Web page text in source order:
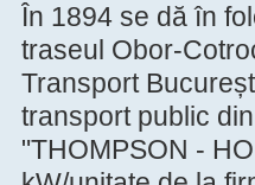
În 1894 se dă în
traseul Obor-
Transport
transport public
"THOMPSON -